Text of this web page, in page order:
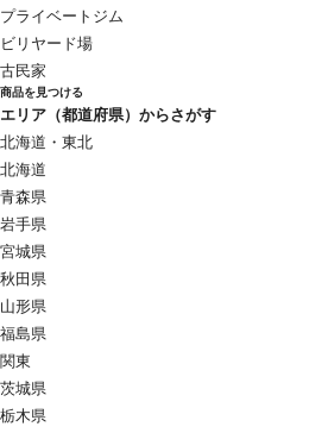
プライベートジム
ビリヤード場
古民家
商品を見つける
エリア（都道府県）からさがす
北海道・東北
北海道
青森県
岩手県
宮城県
秋田県
山形県
福島県
関東
茨城県
栃木県